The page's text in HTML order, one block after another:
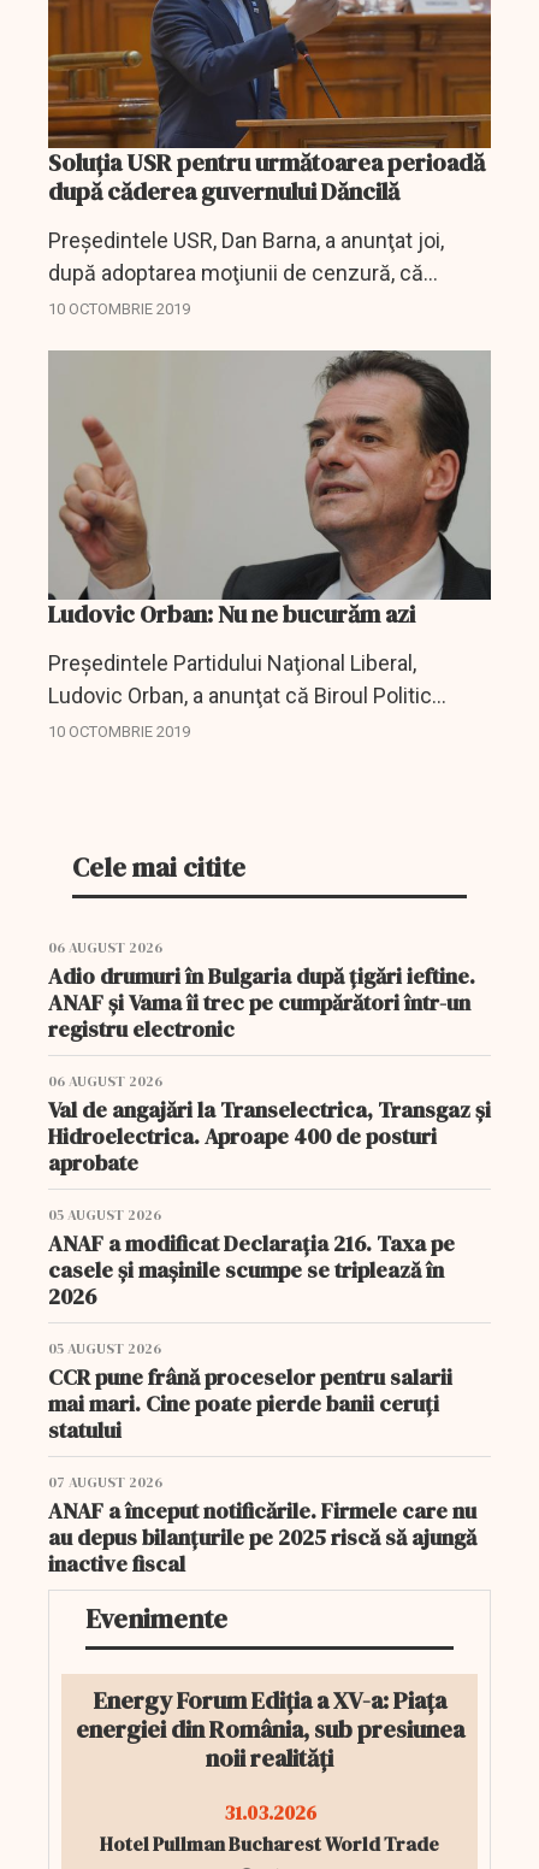
Soluția USR pentru următoarea perioadă
după căderea guvernului Dăncilă
Preşedintele USR, Dan Barna, a anunţat joi,
după adoptarea moţiunii de cenzură, că
formaţiunea pe care o conduce va merge la
10 OCTOMBRIE 2019
Ludovic Orban: Nu ne bucurăm azi
Preşedintele Partidului Naţional Liberal,
Ludovic Orban, a anunţat că Biroul Politic
Naţional al partidului va stabili, vineri, echipa şi
10 OCTOMBRIE 2019
Cele mai citite
06 AUGUST 2026
Adio drumuri în Bulgaria după țigări ieftine.
ANAF și Vama îi trec pe cumpărători într-un
registru electronic
06 AUGUST 2026
Val de angajări la Transelectrica, Transgaz și
Hidroelectrica. Aproape 400 de posturi
aprobate
05 AUGUST 2026
ANAF a modificat Declarația 216. Taxa pe
casele și mașinile scumpe se triplează în
2026
05 AUGUST 2026
CCR pune frână proceselor pentru salarii
mai mari. Cine poate pierde banii ceruți
statului
07 AUGUST 2026
ANAF a început notificările. Firmele care nu
au depus bilanțurile pe 2025 riscă să ajungă
inactive fiscal
Evenimente
Energy Forum Ediția a XV-a: Piața
energiei din România, sub presiunea
noii realități
31.03.2026
Hotel Pullman Bucharest World Trade